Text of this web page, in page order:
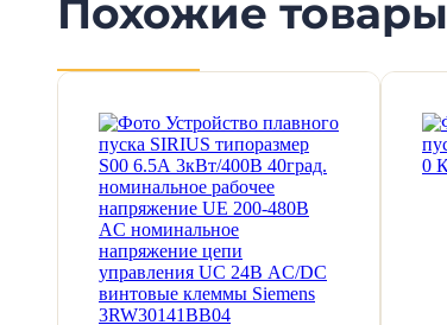
Похожие товары